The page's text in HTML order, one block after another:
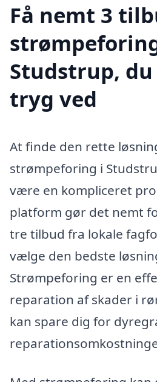
Få nemt 3
Studstrup,
tryg ved
At finde den rette
strømpeforing i
være en kompliceret
platform gør det nemt
tre tilbud fra lokale
vælge den bedste
Strømpeforing er en
reparation af skader i
kan spare dig for